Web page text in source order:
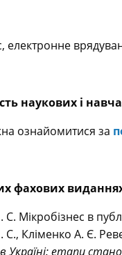
електронне
наукових і
ознайомитися за
фахових
Мікробізнес в
Кліменко А. Є.
Україні: етапи